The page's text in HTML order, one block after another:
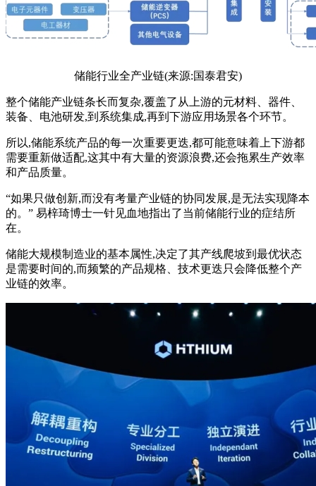
储能行业全产业链(来源:国泰君安)
整个储能产业链条长而复杂,覆盖了从上游的元材料、器件、
装备、电池研发,到系统集成,再到下游应用场景各个环节。
所以,储能系统产品的每一次重要更迭,都可能意味着上下游都
需要重新做适配,这其中有大量的资源浪费,还会拖累生产效率
和产品质量。
“如果只做创新,而没有考量产业链的协同发展,是无法实现降本
的。” 易梓琦博士一针见血地指出了当前储能行业的症结所
在。
储能大规模制造业的基本属性,决定了其产线爬坡到最优状态
是需要时间的,而频繁的产品规格、技术更迭只会降低整个产
业链的效率。